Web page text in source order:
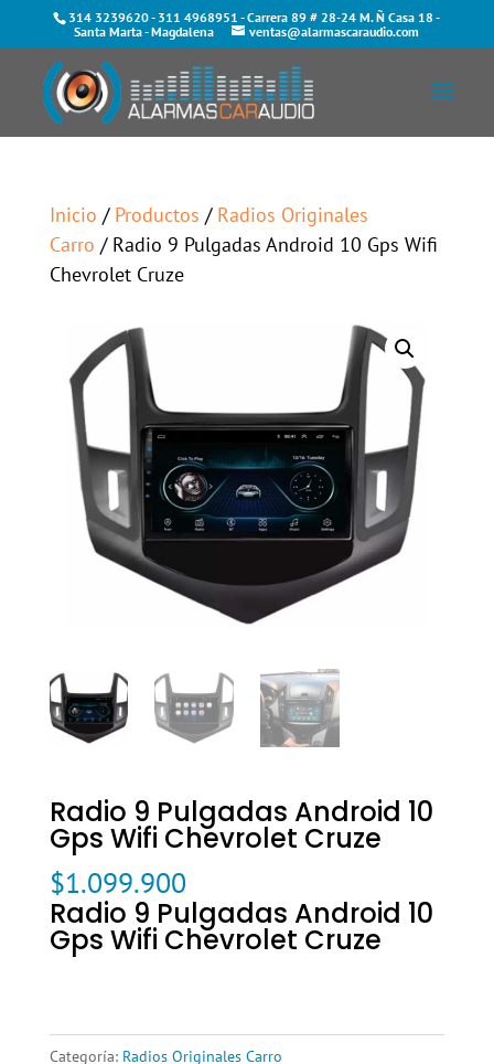
314 3239620- 311 4968951 - Carrera 89 # 28-24 M. Ñ Casa 18 -
Santa Marta - Magdalena
ventas@alarmascaraudio.com
Inicio / Productos / Radios Originales
Carro / Radio 9 Pulgadas Android 10 Gps Wifi
Chevrolet Cruze
Radio 9 Pulgadas Android 10
Gps Wifi Chevrolet Cruze
$1.099.900
Radio 9 Pulgadas Android 10
Gps Wifi Chevrolet Cruze
Categoría: Radios Originales Carro